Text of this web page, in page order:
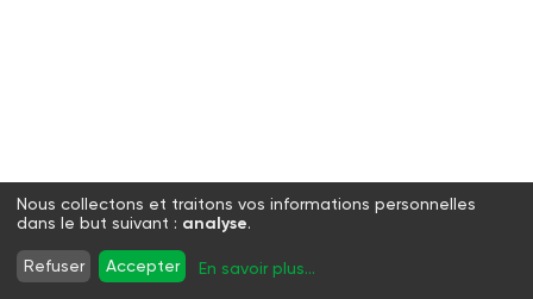
Nous collectons et traitons vos informations personnelles
dans le but suivant : analyse.
Refuser Accepter En savoir plus...